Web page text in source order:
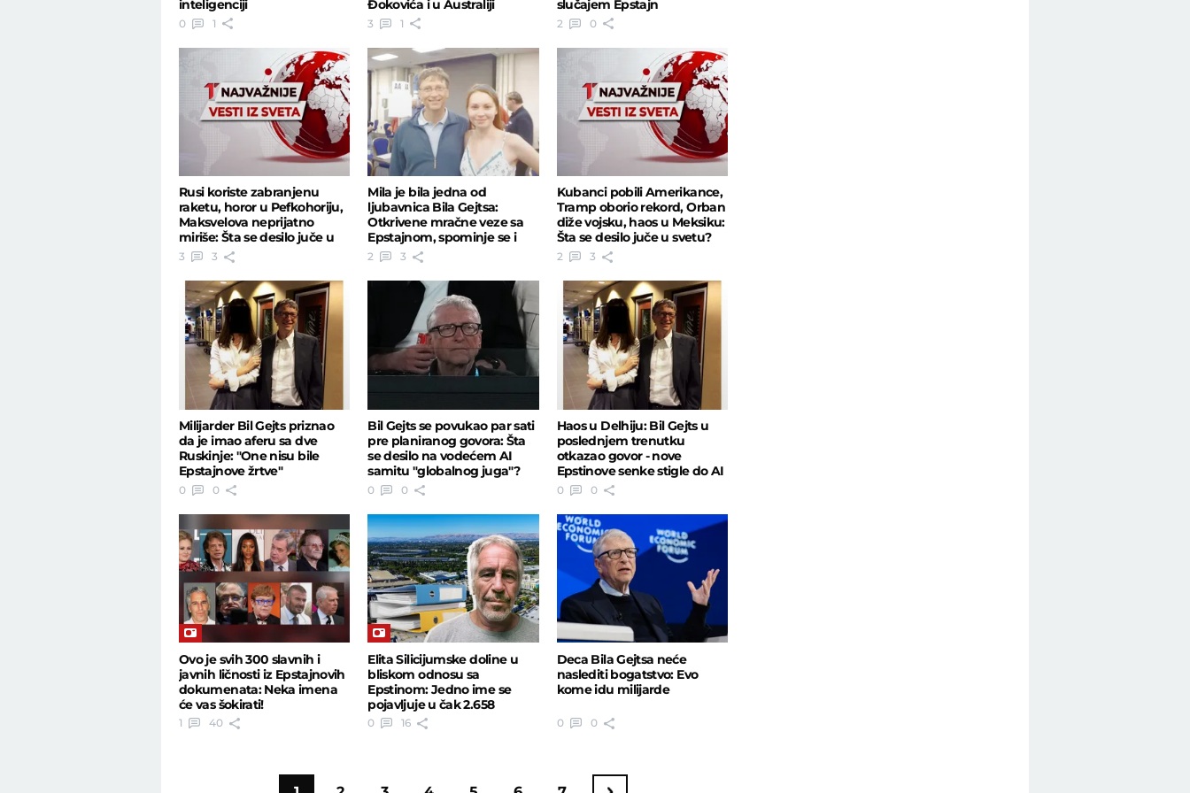
inteligenciji
0 1
Ðokovića i u Australiji
3 1
slučajem Epstajn
2 0
Rusi koriste zabranjenu
raketu, horor u Pefkohoriju,
Maksvelova neprijatno
miriše: Šta se desilo juče u
svetu?
3 3
Mila je bila jedna od
ljubavnica Bila Gejtsa:
Otkrivene mračne veze sa
Epstajnom, spominje se i
Boris Nikolić
2 3
Kubanci pobili Amerikance,
Tramp oborio rekord, Orban
diže vojsku, haos u Meksiku:
Šta se desilo juče u svetu?
2 3
Milijarder Bil Gejts priznao
da je imao aferu sa dve
Ruskinje: "One nisu bile
Epstajnove žrtve"
0 0
Bil Gejts se povukao par sati
pre planiranog govora: Šta
se desilo na vodećem AI
samitu "globalnog juga"?
0 0
Haos u Delhiju: Bil Gejts u
poslednjem trenutku
otkazao govor - nove
Epstinove senke stigle do AI
samita!
0 0
Ovo je svih 300 slavnih i
javnih ličnosti iz Epstajnovih
dokumenata: Neka imena
će vas šokirati!
1 40
Elita Silicijumske doline u
bliskom odnosu sa
Epstinom: Jedno ime se
pojavljuje u čak 2.658
dokumenata
0 16
Deca Bila Gejtsa neće
naslediti bogatstvo: Evo
kome idu milijarde
0 0